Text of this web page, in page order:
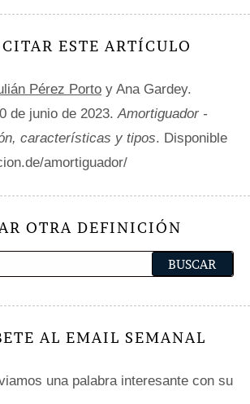
ESTE ARTÍCULO
Pérez Porto y Ana Gardey.
de junio de 2023.Amortiguador -
características y tipos. Disponible
amortiguador/
OTRA DEFINICIÓN
AL EMAIL SEMANAL
una palabra interesante con su